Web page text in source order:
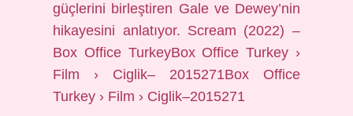
güçlerini birleştiren Gale ve Dewey’nin
hikayesini anlatıyor. Scream (2022) –
Box Office TurkeyBox Office Turkey ›
Film › Ciglik– 2015271Box Office
Turkey › Film › Ciglik–2015271